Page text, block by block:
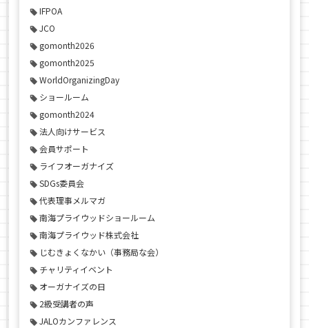
IFPOA
JCO
gomonth2026
gomonth2025
WorldOrganizingDay
ショールーム
gomonth2024
法人向けサービス
会員サポート
ライフオーガナイズ
SDGs委員会
代表理事メルマガ
南海プライウッドショールーム
南海プライウッド株式会社
じむきょくなかい（事務局な会）
チャリティイベント
オーガナイズの日
2級受講者の声
JALOカンファレンス